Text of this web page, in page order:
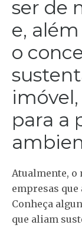
ser de
e,
o
para a
Atualmente, o
empresas
Conheça
que aliam